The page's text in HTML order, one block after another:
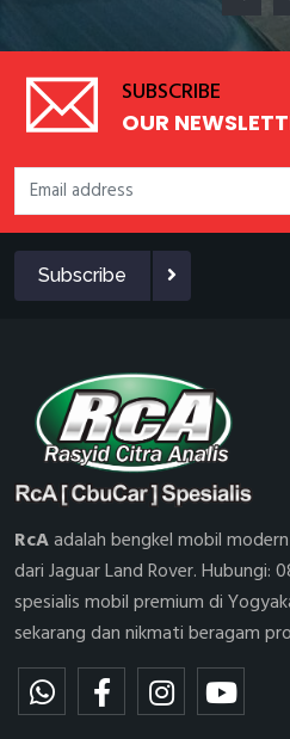
SUBSCRIBE
OUR
Subscribe
RcAadalah bengkel mobil
dari Jaguar Land Rover. Hubungi:
spesialis mobil premium di
sekarang dan nikmati beragam